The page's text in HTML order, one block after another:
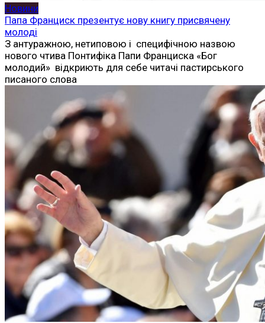
Новини
Папа Франциск презентує нову книгу присвячену
молоді
З антуражною, нетиповою і специфічною назвою
нового чтива Понтифіка Папи Франциска «Бог
молодий» відкриють для себе читачі пастирського
писаного слова